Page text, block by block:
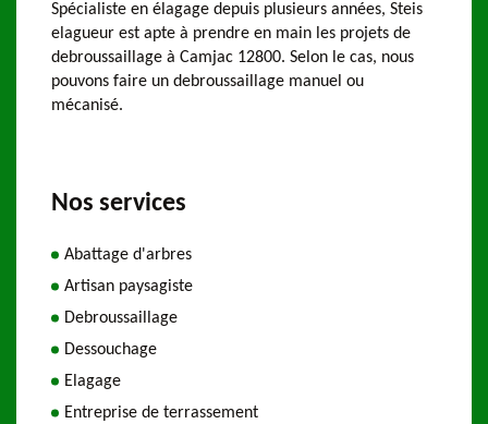
Spécialiste en élagage depuis plusieurs années, Steis
elagueur est apte à prendre en main les projets de
debroussaillage à Camjac 12800. Selon le cas, nous
pouvons faire un debroussaillage manuel ou
mécanisé.
Nos services
Abattage d'arbres
Artisan paysagiste
Debroussaillage
Dessouchage
Elagage
Entreprise de terrassement